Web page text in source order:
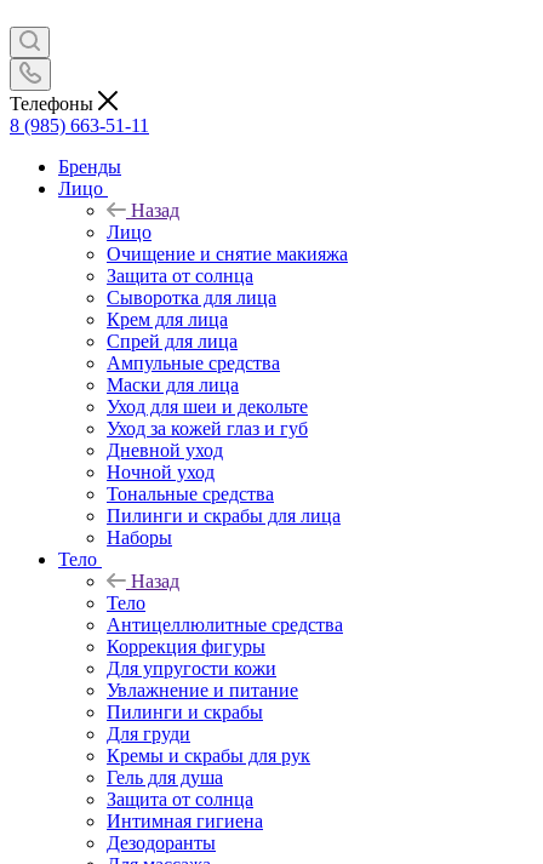
Телефоны
8 (985) 663-51-11
Бренды
Лицо
Назад
Лицо
Очищение и снятие макияжа
Защита от солнца
Сыворотка для лица
Крем для лица
Спрей для лица
Ампульные средства
Маски для лица
Уход для шеи и декольте
Уход за кожей глаз и губ
Дневной уход
Ночной уход
Тональные средства
Пилинги и скрабы для лица
Наборы
Тело
Назад
Тело
Антицеллюлитные средства
Коррекция фигуры
Для упругости кожи
Увлажнение и питание
Пилинги и скрабы
Для груди
Кремы и скрабы для рук
Гель для душа
Защита от солнца
Интимная гигиена
Дезодоранты